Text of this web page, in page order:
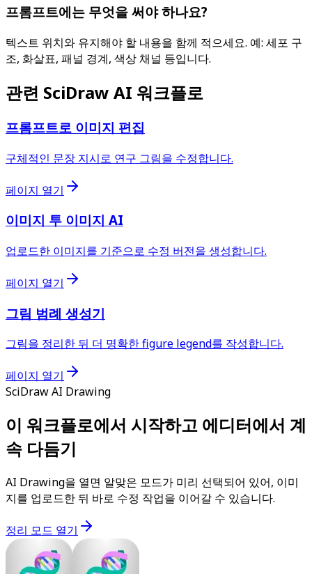
프롬프트에는 무엇을 써야 하나요?
텍스트 위치와 유지해야 할 내용을 함께 적으세요. 예: 세포 구
조, 화살표, 패널 경계, 색상 채널 등입니다.
관련 SciDraw AI 워크플로
프롬프트로 이미지 편집
구체적인 문장 지시로 연구 그림을 수정합니다.
페이지 열기
이미지 투 이미지 AI
업로드한 이미지를 기준으로 수정 버전을 생성합니다.
페이지 열기
그림 범례 생성기
그림을 정리한 뒤 더 명확한 figure legend를 작성합니다.
페이지 열기
SciDraw AI Drawing
이 워크플로에서 시작하고 에디터에서 계
속 다듬기
AI Drawing을 열면 알맞은 모드가 미리 선택되어 있어, 이미
지를 업로드한 뒤 바로 수정 작업을 이어갈 수 있습니다.
정리 모드 열기